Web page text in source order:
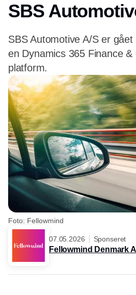
SBS
SBS Automotive A/S er gået
en Dynamics 365 Finance
platform.
Foto: Fellowmind
07.05.2026 Sponseret
Fellowmind Denmark